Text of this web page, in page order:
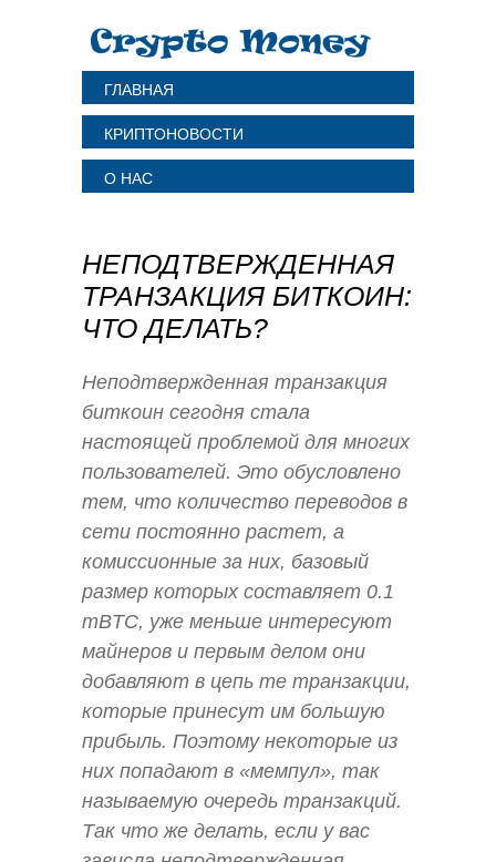
ГЛАВНАЯ
КРИПТОНОВОСТИ
О НАС
НЕПОДТВЕРЖДЕННАЯ
ТРАНЗАКЦИЯ БИТКОИН:
ЧТО ДЕЛАТЬ?
Неподтвержденная транзакция
биткоин сегодня стала
настоящей проблемой для многих
пользователей. Это обусловлено
тем, что количество переводов в
сети постоянно растет, а
комиссионные за них, базовый
размер которых составляет 0.1
mBTC, уже меньше интересуют
майнеров и первым делом они
добавляют в цепь те транзакции,
которые принесут им большую
прибыль. Поэтому некоторые из
них попадают в «мемпул», так
называемую очередь транзакций.
Так что же делать, если у вас